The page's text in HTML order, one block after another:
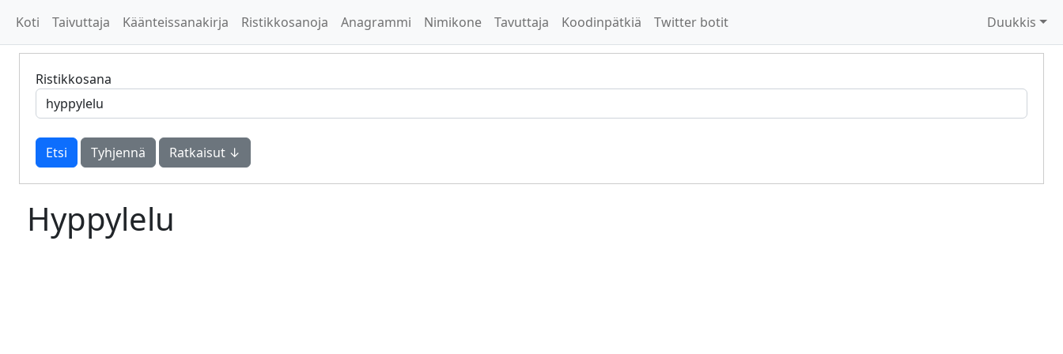
Koti Taivuttaja Käänteissanakirja Ristikkosanoja Anagrammi Nimikone Tavuttaja Koodinpätkiä Twitter botit Duukkis
Ristikkosana
Tyhjennä Ratkaisut ↓
Hyppylelu